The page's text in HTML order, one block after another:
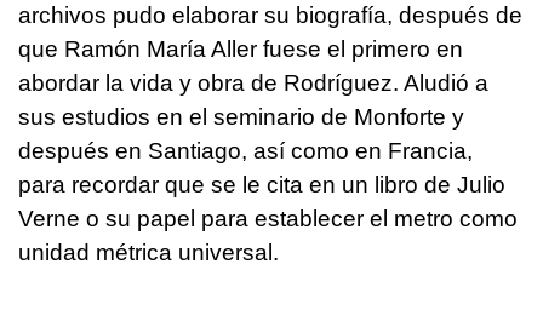
archivos pudo elaborar su biografía, después de
que Ramón María Aller fuese el primero en
abordar la vida y obra de Rodríguez. Aludió a
sus estudios en el seminario de Monforte y
después en Santiago, así como en Francia,
para recordar que se le cita en un libro de Julio
Verne o su papel para establecer el metro como
unidad métrica universal.